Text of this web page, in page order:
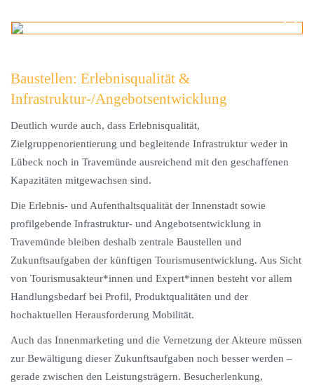
Baustellen: Erlebnisqualität &
Infrastruktur-/Angebotsentwicklung
Deutlich wurde auch, dass Erlebnisqualität,
Zielgruppenorientierung und begleitende Infrastruktur weder in
Lübeck noch in Travemünde ausreichend mit den geschaffenen
Kapazitäten mitgewachsen sind.
Die Erlebnis- und Aufenthaltsqualität der Innenstadt sowie
profilgebende Infrastruktur- und Angebotsentwicklung in
Travemünde bleiben deshalb zentrale Baustellen und
Zukunftsaufgaben der künftigen Tourismusentwicklung. Aus Sicht
von Tourismusakteur*innen und Expert*innen besteht vor allem
Handlungsbedarf bei Profil, Produktqualitäten und der
hochaktuellen Herausforderung Mobilität.
Auch das Innenmarketing und die Vernetzung der Akteure müssen
zur Bewältigung dieser Zukunftsaufgaben noch besser werden –
gerade zwischen den Leistungsträgern. Besucherlenkung,